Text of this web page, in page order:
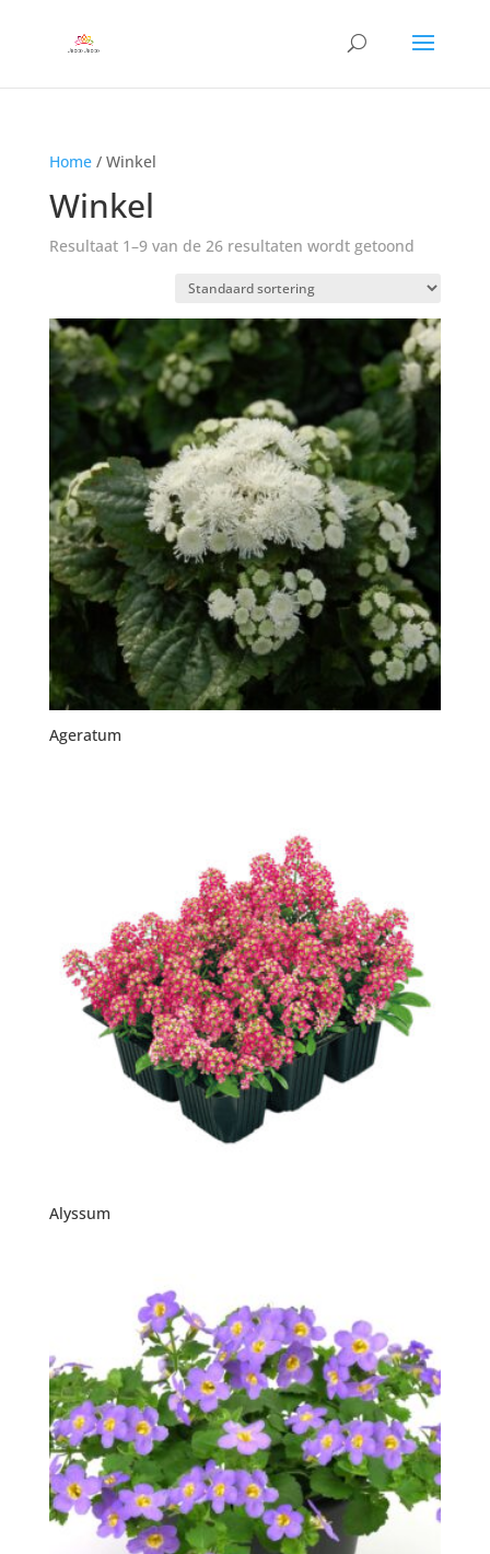
Home/ Winkel
Winkel
Resultaat 1–9 van de 26 resultaten wordt getoond
Ageratum
Alyssum